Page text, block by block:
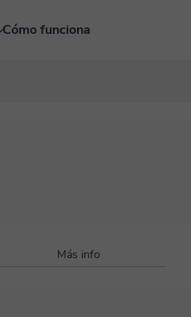
Cómo funciona
Más info